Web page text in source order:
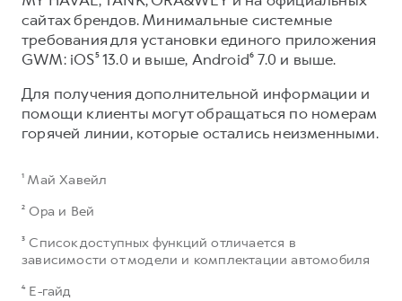
сайтах брендов. Минимальные системные
требования для установки единого приложения
GWM: iOS⁵ 13.0 и выше, Android⁶ 7.0 и выше.​
Для получения дополнительной информации и
помощи клиенты могут обращаться по номерам
горячей линии, которые остались неизменными.
¹ Май Хавейл
² Ора и Вей
³ Список доступных функций отличается в
зависимости от модели и комплектации автомобиля
⁴ Е-гайд